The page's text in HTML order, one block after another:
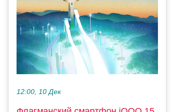
12:00, 10 Дек